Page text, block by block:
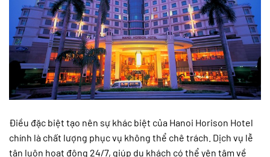
Điều đặc biệt tạo nên sự khác biệt của Hanoi Horison Hotel
chính là chất lượng phục vụ không thể chê trách. Dịch vụ lễ
tân luôn hoạt động 24/7, giúp du khách có thể yên tâm về